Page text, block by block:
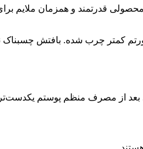
قدرتمند و همزمان ملایم
چرب شده. بافتش چسبناک
از مصرف منظم پوستم